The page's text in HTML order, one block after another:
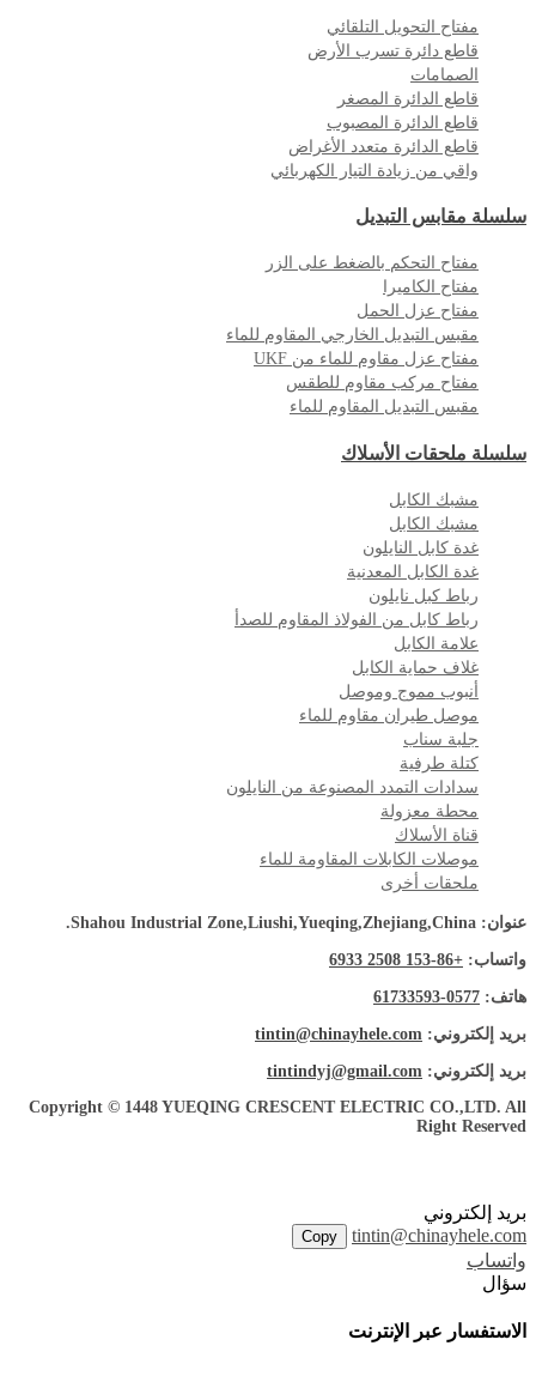
مفتاح التحويل التلقائي
قاطع دائرة تسرب الأرض
الصمامات
قاطع الدائرة المصغر
قاطع الدائرة المصبوب
قاطع الدائرة متعدد الأغراض
واقي من زيادة التيار الكهربائي
سلسلة مقابس التبديل
مفتاح التحكم بالضغط على الزر
مفتاح الكاميرا
مفتاح عزل الحمل
مقبس التبديل الخارجي المقاوم للماء
مفتاح عزل مقاوم للماء من UKF
مفتاح مركب مقاوم للطقس
مقبس التبديل المقاوم للماء
سلسلة ملحقات الأسلاك
مشبك الكابل
مشبك الكابل
غدة كابل النايلون
غدة الكابل المعدنية
رباط كبل نايلون
رباط كابل من الفولاذ المقاوم للصدأ
علامة الكابل
غلاف حماية الكابل
أنبوب مموج وموصل
موصل طيران مقاوم للماء
جلبة سناب
كتلة طرفية
سدادات التمدد المصنوعة من النايلون
محطة معزولة
قناة الأسلاك
موصلات الكابلات المقاومة للماء
ملحقات أخرى
عنوان: Shahou Industrial Zone,Liushi,Yueqing,Zhejiang,China.
واتساب: +86-153 2508 6933
هاتف: 0577-61733593
بريد إلكتروني: tintin@chinayhele.com
بريد إلكتروني: tintindyj@gmail.com
Copyright © 1448 YUEQING CRESCENT ELECTRIC CO.,LTD. All
Right Reserved
بريد إلكتروني
tintin@chinayhele.com
Copy
واتساب
سؤال
الاستفسار عبر الإنترنت